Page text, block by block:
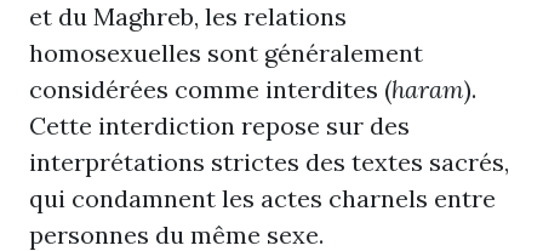
et du Maghreb, les relations
homosexuelles sont généralement
considérées comme interdites (haram).
Cette interdiction repose sur des
interprétations strictes des textes sacrés,
qui condamnent les actes charnels entre
personnes du même sexe.